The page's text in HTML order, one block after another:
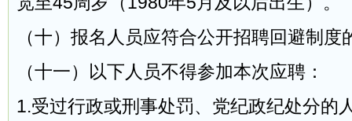
（十）报名人员应符合公开招聘回避制度
（十一）以下人员不得参加本次应聘：
1.受过行政或刑事处罚、党纪政纪处分的